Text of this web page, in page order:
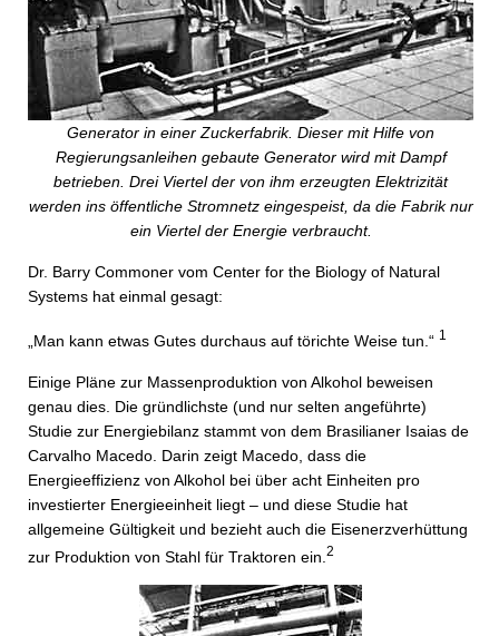
Generator in einer Zuckerfabrik. Dieser mit Hilfe von
Regierungsanleihen gebaute Generator wird mit Dampf
betrieben. Drei Viertel der von ihm erzeugten Elektrizität
werden ins öffentliche Stromnetz eingespeist, da die Fabrik nur
ein Viertel der Energie verbraucht.
Dr. Barry Commoner vom Center for the Biology of Natural
Systems hat einmal gesagt:
„Man kann etwas Gutes durchaus auf törichte Weise tun.“ 1
Einige Pläne zur Massenproduktion von Alkohol beweisen
genau dies. Die gründlichste (und nur selten angeführte)
Studie zur Energiebilanz stammt von dem Brasilianer Isaias de
Carvalho Macedo. Darin zeigt Macedo, dass die
Energieeffizienz von Alkohol bei über acht Einheiten pro
investierter Energieeinheit liegt – und diese Studie hat
allgemeine Gültigkeit und bezieht auch die Eisenerzverhüttung
zur Produktion von Stahl für Traktoren ein. 2